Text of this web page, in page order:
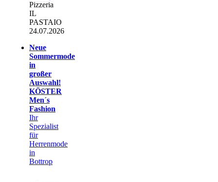
Pizzeria
IL
PASTAIO
24.07.2026
Neue
Sommermode
in
großer
Auswahl!
KÖSTER
Men´s
Fashion
Ihr
Spezialist
für
Herrenmode
in
Bottrop